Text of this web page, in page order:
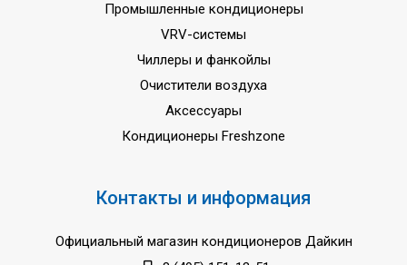
Промышленные кондиционеры
VRV-системы
Чиллеры и фанкойлы
Очистители воздуха
Аксессуары
Кондиционеры Freshzone
Контакты и информация
Официальный магазин кондиционеров Дайкин